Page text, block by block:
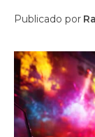
Publicado por